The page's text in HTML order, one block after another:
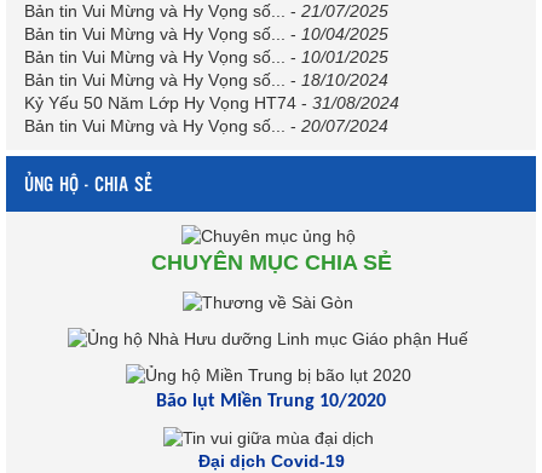
Bản tin Vui Mừng và Hy Vọng số... - 21/07/2025
Bản tin Vui Mừng và Hy Vọng số... - 10/04/2025
Bản tin Vui Mừng và Hy Vọng số... - 10/01/2025
Bản tin Vui Mừng và Hy Vọng số... - 18/10/2024
Kỷ Yếu 50 Năm Lớp Hy Vọng HT74 - 31/08/2024
Bản tin Vui Mừng và Hy Vọng số... - 20/07/2024
ỦNG HỘ - CHIA SẺ
CHUYÊN MỤC CHIA SẺ
Bão lụt Miền Trung 10/2020
Đại dịch Covid-19